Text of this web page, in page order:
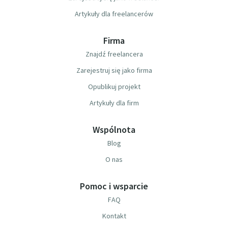
Artykuły dla freelancerów
Firma
Znajdź freelancera
Zarejestruj się jako firma
Opublikuj projekt
Artykuły dla firm
Wspólnota
Blog
O nas
Pomoc i wsparcie
FAQ
Kontakt